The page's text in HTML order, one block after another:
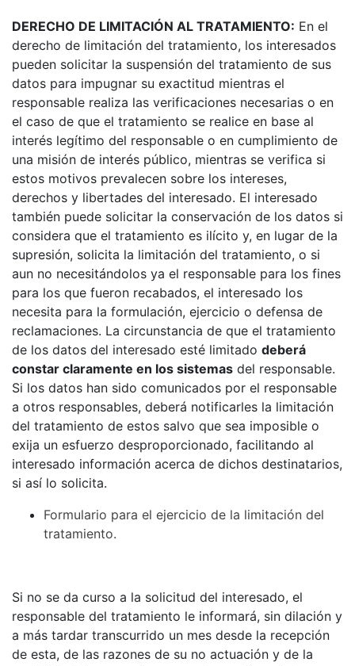
DERECHO DE LIMITACIÓN AL TRATAMIENTO: En el
derecho de limitación del tratamiento, los interesados
pueden solicitar la suspensión del tratamiento de sus
datos para impugnar su exactitud mientras el
responsable realiza las verificaciones necesarias o en
el caso de que el tratamiento se realice en base al
interés legítimo del responsable o en cumplimiento de
una misión de interés público, mientras se verifica si
estos motivos prevalecen sobre los intereses,
derechos y libertades del interesado. El interesado
también puede solicitar la conservación de los datos si
considera que el tratamiento es ilícito y, en lugar de la
supresión, solicita la limitación del tratamiento, o si
aun no necesitándolos ya el responsable para los fines
para los que fueron recabados, el interesado los
necesita para la formulación, ejercicio o defensa de
reclamaciones. La circunstancia de que el tratamiento
de los datos del interesado esté limitado deberá
constar claramente en los sistemas del responsable.
Si los datos han sido comunicados por el responsable
a otros responsables, deberá notificarles la limitación
del tratamiento de estos salvo que sea imposible o
exija un esfuerzo desproporcionado, facilitando al
interesado información acerca de dichos destinatarios,
si así lo solicita.
Formulario para el ejercicio de la limitación del
tratamiento.
Si no se da curso a la solicitud del interesado, el
responsable del tratamiento le informará, sin dilación y
a más tardar transcurrido un mes desde la recepción
de esta, de las razones de su no actuación y de la